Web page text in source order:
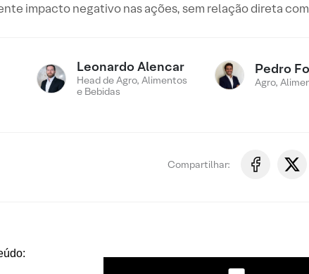
impacto negativo nas ações, sem relação direta
Leonardo Alencar
Head de Agro, Alimentos
e Bebidas
Pedro
Agro,
Compartilhar: